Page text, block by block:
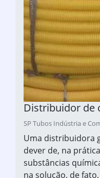
Distribuidor de
SP Tubos Indústria e
Uma distribuidora
dever de, na
substâncias
na solução, de